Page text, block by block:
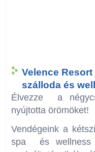
Velence Resort
szálloda és
Élvezze a
nyújtotta örömöket!
Vendégeink a
spa és wellness